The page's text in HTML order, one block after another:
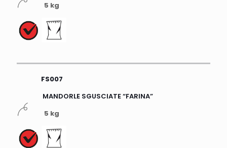
5 kg
FS007
MANDORLE SGUSCIATE “FARINA”
5 kg